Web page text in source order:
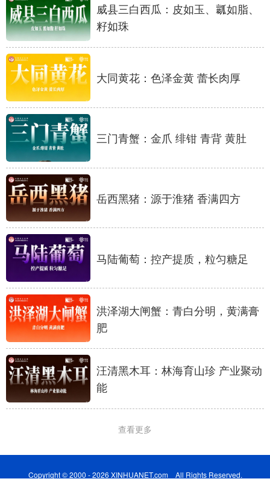
四川 贵州 云南 西藏
陕西
新疆
多语种频道
English Español Français عربى
Русский язык
Deutsch Português
威县三白西瓜：皮如玉、瓤如脂、
籽如珠
大同黄花：色泽金黄 蕾长肉厚
三门青蟹：金爪 绯钳 青背 黄肚
岳西黑猪：源于淮猪 香满四方
马陆葡萄：控产提质，粒匀糖足
洪泽湖大闸蟹：青白分明，黄满膏
肥
汪清黑木耳：林海育山珍 产业聚动
能
查看更多
Copyright © 2000 - 2026 XINHUANET.com All Rights Reserved.